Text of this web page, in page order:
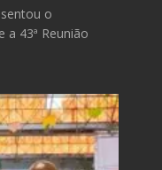
o
a 43ª Reunião